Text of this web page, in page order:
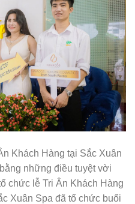
Khách Hàng tại Sắc Xuân
những điều tuyệt vời
chức lễ Tri Ân Khách Hàng
Xuân Spa đã tổ chức buổi